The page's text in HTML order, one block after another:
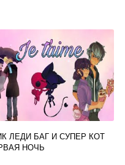
ЛЕДИ БАГ И СУПЕР КОТ
НОЧЬ